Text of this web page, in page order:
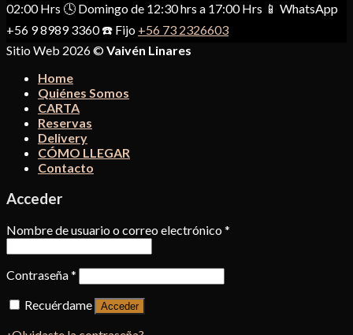
02:00 Hrs 🕓 Domingo de 12:30 hrs a 17:00 Hrs 📱 WhatsApp
+56 9 8989 3360 ☎️ Fijo +56 73 2326603
Sitio Web 2026 ©Vaivén Linares
Home
Quiénes Somos
CARTA
Reservas
Delivery
CÓMO LLEGAR
Contacto
Acceder
Nombre de usuario o correo electrónico*
Contraseña*
Recuérdame
Acceder